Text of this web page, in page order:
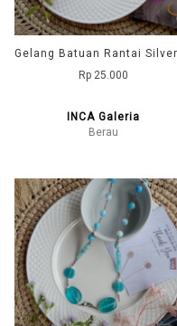
Rp 25.000
INCA Galeria
Berau